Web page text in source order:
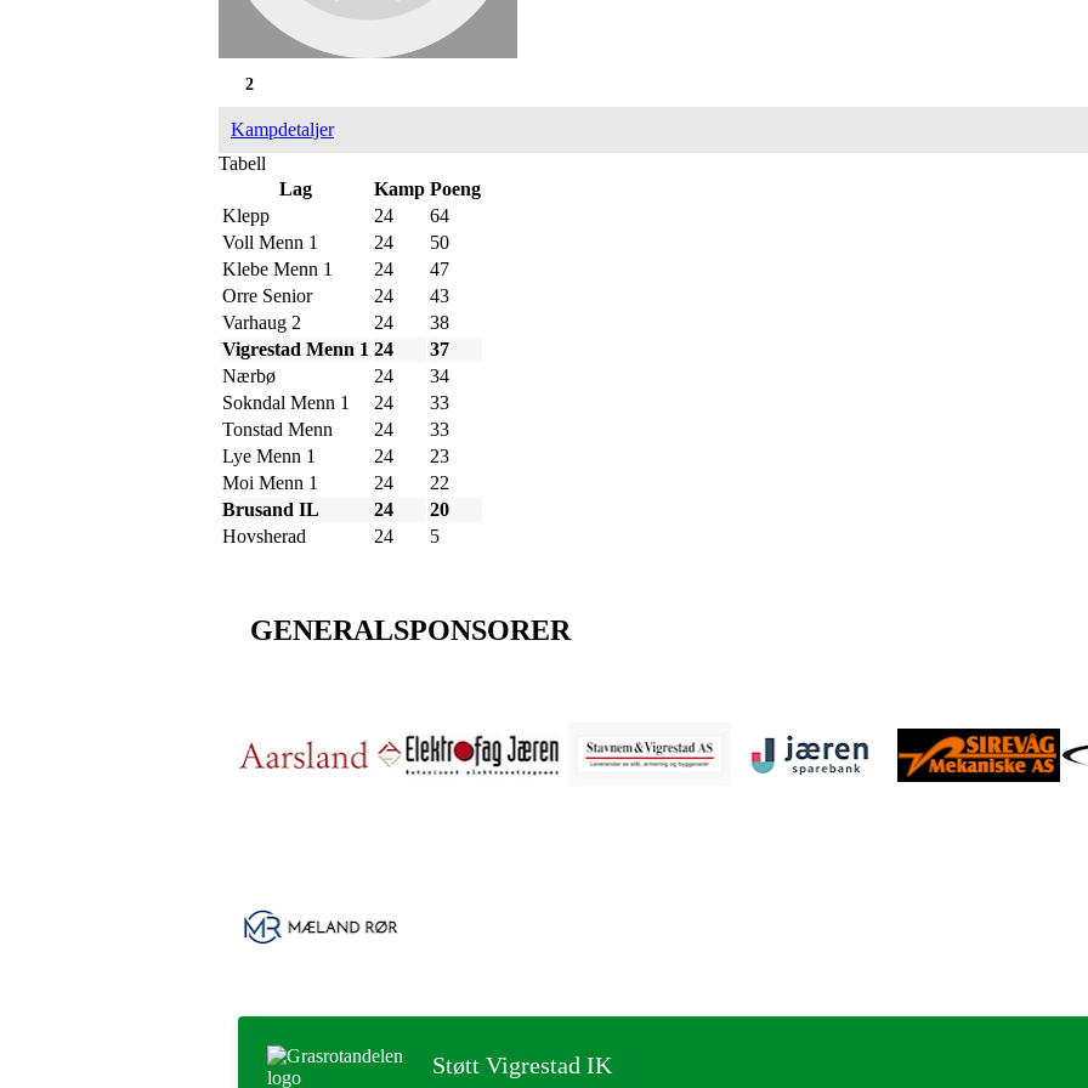
2
Kampdetaljer
Tabell
Lag
Kamp Poeng
Klepp
24
64
Voll Menn 1
24
50
Klebe Menn 1
24
47
Orre Senior
24
43
Varhaug 2
24
38
Vigrestad Menn 1 24
37
Nærbø
24
34
Sokndal Menn 1
24
33
Tonstad Menn
24
33
Lye Menn 1
24
23
Moi Menn 1
24
22
Brusand IL
24
20
Hovsherad
24 5
GENERALSPONSORER
Støtt Vigrestad IK